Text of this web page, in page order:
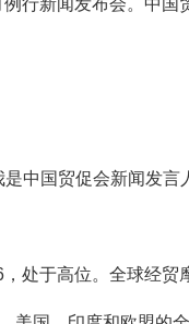
行新闻发布会。中国
中国贸促会新闻发言
处于高位。全球经贸